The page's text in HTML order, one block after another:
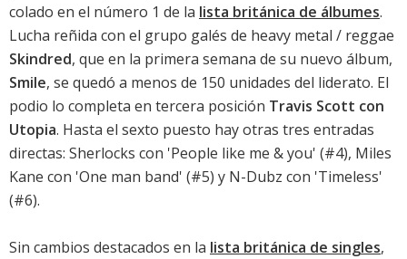
colado en el número 1 de la lista británica de álbumes.
Lucha reñida con el grupo galés de heavy metal / reggae
Skindred, que en la primera semana de su nuevo álbum,
Smile, se quedó a menos de 150 unidades del liderato. El
podio lo completa en tercera posición Travis Scott con
Utopia. Hasta el sexto puesto hay otras tres entradas
directas: Sherlocks con 'People like me & you' (#4), Miles
Kane con 'One man band' (#5) y N-Dubz con 'Timeless'
(#6).
Sin cambios destacados en la lista británica de singles,